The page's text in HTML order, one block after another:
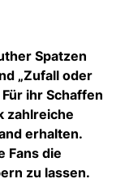
Spatzen
„Zufall oder
ihr Schaffen
zahlreiche
erhalten.
Fans die
zu lassen.